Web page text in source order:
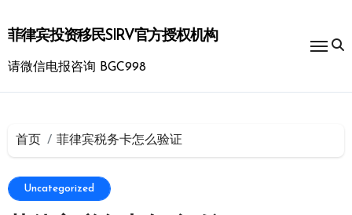
到
内
菲律宾投资移民SIRV官方授权机构
请微信电报咨询 BGC998
首页 菲律宾税务卡怎么验证
Uncategorized